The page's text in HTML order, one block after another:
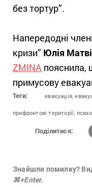
без тортур”.
Напередодні
кризи” Юлія
ZMINA пояснила,
примусову
Теги: евакуація,
прифронтові території,
Поділитися:
Знайшли помилку?
⌘+Enter.